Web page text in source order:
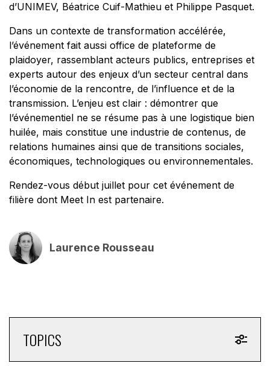
d’UNIMEV, Béatrice Cuif-Mathieu et Philippe Pasquet.
Dans un contexte de transformation accélérée,
l’événement fait aussi office de plateforme de
plaidoyer, rassemblant acteurs publics, entreprises et
experts autour des enjeux d’un secteur central dans
l’économie de la rencontre, de l’influence et de la
transmission. L’enjeu est clair : démontrer que
l’événementiel ne se résume pas à une logistique bien
huilée, mais constitue une industrie de contenus, de
relations humaines ainsi que de transitions sociales,
économiques, technologiques ou environnementales.
Rendez-vous début juillet pour cet événement de
filière dont Meet In est partenaire.
Laurence Rousseau
TOPICS